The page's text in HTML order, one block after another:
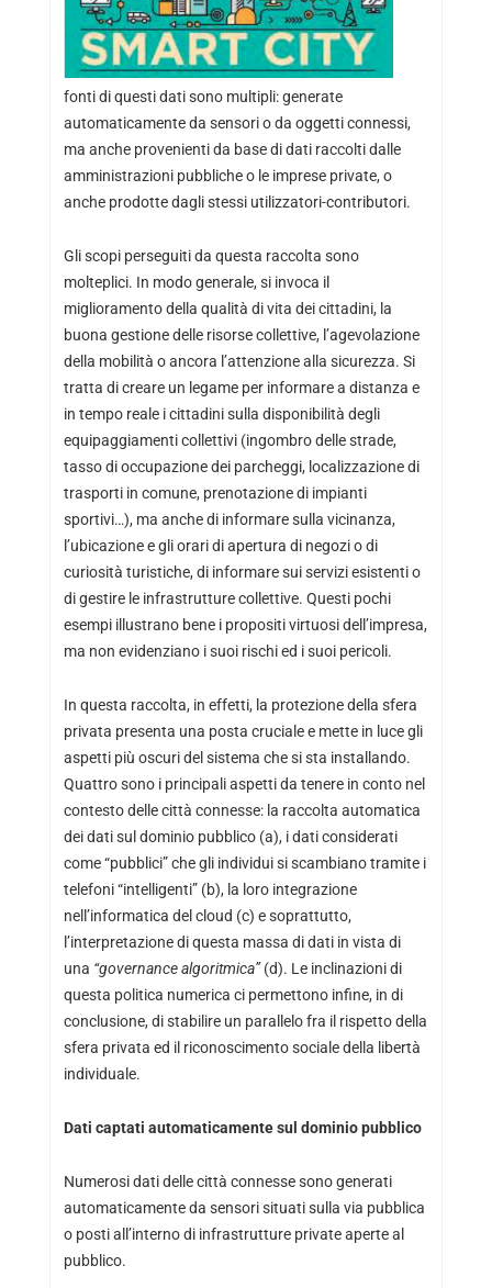
fonti di questi dati sono multipli: generate
automaticamente da sensori o da oggetti connessi,
ma anche provenienti da base di dati raccolti dalle
amministrazioni pubbliche o le imprese private, o
anche prodotte dagli stessi utilizzatori-contributori.
Gli scopi perseguiti da questa raccolta sono
molteplici. In modo generale, si invoca il
miglioramento della qualità di vita dei cittadini, la
buona gestione delle risorse collettive, l’agevolazione
della mobilità o ancora l’attenzione alla sicurezza. Si
tratta di creare un legame per informare a distanza e
in tempo reale i cittadini sulla disponibilità degli
equipaggiamenti collettivi (ingombro delle strade,
tasso di occupazione dei parcheggi, localizzazione di
trasporti in comune, prenotazione di impianti
sportivi…), ma anche di informare sulla vicinanza,
l’ubicazione e gli orari di apertura di negozi o di
curiosità turistiche, di informare sui servizi esistenti o
di gestire le infrastrutture collettive. Questi pochi
esempi illustrano bene i propositi virtuosi dell’impresa,
ma non evidenziano i suoi rischi ed i suoi pericoli.
In questa raccolta, in effetti, la protezione della sfera
privata presenta una posta cruciale e mette in luce gli
aspetti più oscuri del sistema che si sta installando.
Quattro sono i principali aspetti da tenere in conto nel
contesto delle città connesse: la raccolta automatica
dei dati sul dominio pubblico (a), i dati considerati
come “pubblici” che gli individui si scambiano tramite i
telefoni “intelligenti” (b), la loro integrazione
nell’informatica del cloud (c) e soprattutto,
l’interpretazione di questa massa di dati in vista di
una “governance algoritmica”(d). Le inclinazioni di
questa politica numerica ci permettono infine, in di
conclusione, di stabilire un parallelo fra il rispetto della
sfera privata ed il riconoscimento sociale della libertà
individuale.
Dati captati automaticamente sul dominio pubblico
Numerosi dati delle città connesse sono generati
automaticamente da sensori situati sulla via pubblica
o posti all’interno di infrastrutture private aperte al
pubblico.